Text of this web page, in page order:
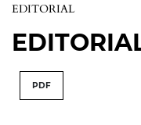
EDITORIAL
PDF